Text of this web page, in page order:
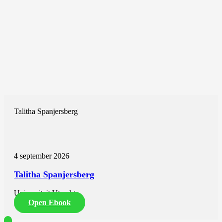
Talitha Spanjersberg
4 september 2026
Talitha Spanjersberg
Universiteit Utrecht
Open Ebook